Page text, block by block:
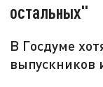
остальных"
В Госдуме
выпускников